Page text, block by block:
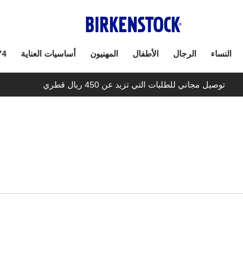
النساء الرجال الأطفال المهنيون أساسيات العناية
توصيل مجاني للطلبات التي تزيد عن 450 ريال قطري